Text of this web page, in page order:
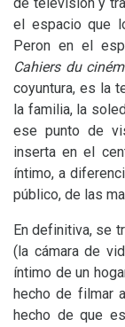
el espacio que
Peron en el
Cahiers du
coyuntura, es la
la familia, la
ese punto de
inserta en el
íntimo, a
público, de las
En definitiva, se
(la cámara de
íntimo de un
hecho de filmar
hecho de que